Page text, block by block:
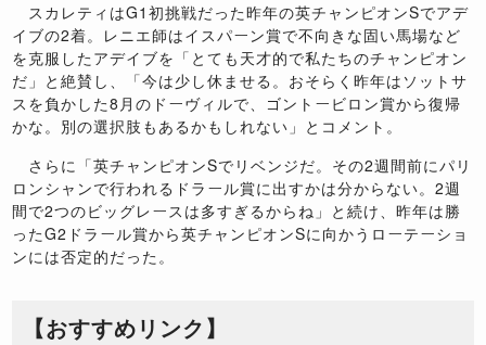
スカレティはG1初挑戦だった昨年の英チャンピオンSでアデ
イブの2着。レニエ師はイスパーン賞で不向きな固い馬場など
を克服したアデイブを「とても天才的で私たちのチャンピオン
だ」と絶賛し、「今は少し休ませる。おそらく昨年はソットサ
スを負かした8月のドーヴィルで、ゴントービロン賞から復帰
かな。別の選択肢もあるかもしれない」とコメント。
さらに「英チャンピオンSでリベンジだ。その2週間前にパリ
ロンシャンで行われるドラール賞に出すかは分からない。2週
間で2つのビッグレースは多すぎるからね」と続け、昨年は勝
ったG2ドラール賞から英チャンピオンSに向かうローテーショ
ンには否定的だった。
【おすすめリンク】